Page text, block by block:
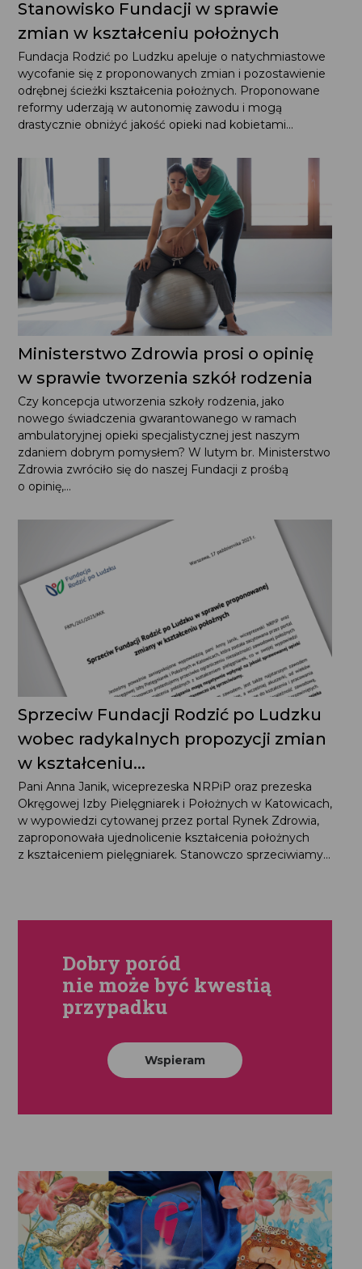
Stanowisko Fundacji w sprawie zmian
w kształceniu położnych
Fundacja Rodzić po Ludzku apeluje o natychmiastowe
wycofanie się z proponowanych zmian i pozostawienie
odrębnej ścieżki kształcenia położnych. Proponowane
reformy uderzają w autonomię zawodu i mogą
drastycznie obniżyć jakość opieki nad kobietami...
Ministerstwo Zdrowia prosi o opinię
w sprawie tworzenia szkół rodzenia
Czy koncepcja utworzenia szkoły rodzenia, jako nowego
świadczenia gwarantowanego w ramach ambulatoryjnej
opieki specjalistycznej jest naszym zdaniem dobrym
pomysłem? W lutym br. Ministerstwo Zdrowia zwróciło
się do naszej Fundacji z prośbą o opinię,...
Sprzeciw Fundacji Rodzić po Ludzku
wobec radykalnych propozycji zmian
w kształceniu...
Pani Anna Janik, wiceprezeska NRPiP oraz prezeska
Okręgowej Izby Pielęgniarek i Położnych w Katowicach,
w wypowiedzi cytowanej przez portal Rynek Zdrowia,
zaproponowała ujednolicenie kształcenia położnych
z kształceniem pielęgniarek. Stanowczo sprzeciwiamy...
Dobry poród
nie może być kwestią
przypadku
Wspieram